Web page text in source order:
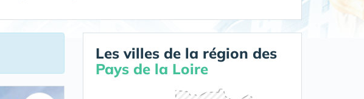
Les villes de la région des
Pays de la Loire